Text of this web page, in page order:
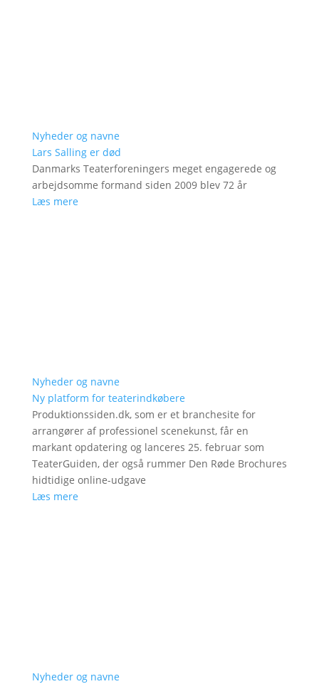
Nyheder og navne
Lars Salling er død
Danmarks Teaterforeningers meget engagerede og
arbejdsomme formand siden 2009 blev 72 år
Læs mere
Nyheder og navne
Ny platform for teaterindkøbere
Produktionssiden.dk, som er et branchesite for
arrangører af professionel scenekunst, får en
markant opdatering og lanceres 25. februar som
TeaterGuiden, der også rummer Den Røde Brochures
hidtidige online-udgave
Læs mere
Nyheder og navne